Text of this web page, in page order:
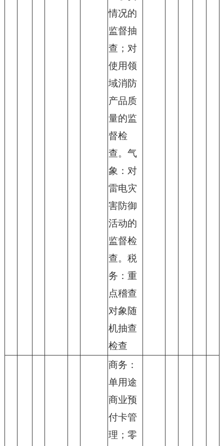
情况的
监督抽
查；对
使用领
域消防
产品质
量的监
督检
查。气
象：对
雷电灾
害防御
活动的
监督检
查。税
务：重
点稽查
对象随
机抽查
检查
商务：
单用途
商业预
付卡管
理；零